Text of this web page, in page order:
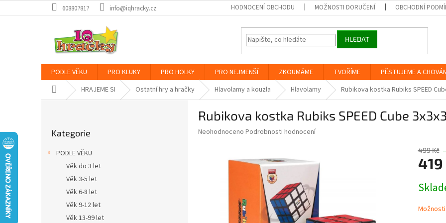
na
608807817 info@iqhracky.cz HODNOCENÍ OBCHODU MOŽNOSTI DORUČENÍ OBCHODNÍ
HLEDAT
PODLE VĚKU PRO KLUKY PRO HOLKY PRO NEJMENŠÍ ZKOUMÁME TVOŘÍME PĚSTUJEME A
Domů HRAJEME SI Ostatní hry a hračky Hlavolamy a kouzla Hlavolamy Rubikova kostka Rubiks SPEED
kategorie
Kategorie
PODLE VĚKU
Věk do 3 let
Věk 3-5 let
Věk 6-8 let
Věk 9-12 let
Věk 13-99 let
Rubikova kostka Rubiks SPEED Cube 3x3x3
Průměrné
Neohodnoceno Podrobnosti hodnocení
499 Kč
419
cena: